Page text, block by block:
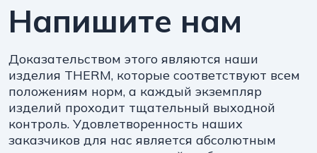
Напишите нам
Доказательством этого являются наши
изделия THERM, которые соответствуют всем
положениям норм, а каждый экземпляр
изделий проходит тщательный выходной
контроль. Удовлетворенность наших
заказчиков для нас является абсолютным